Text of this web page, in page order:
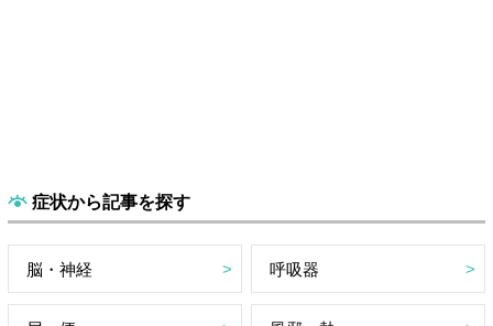
症状から記事を探す
脳・神経 呼吸器